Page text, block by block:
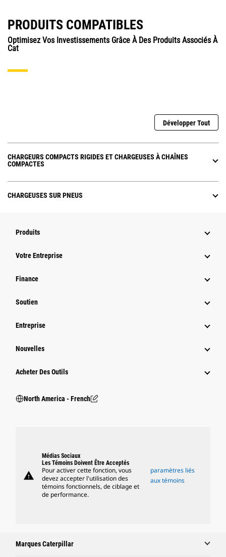
PRODUITS COMPATIBLES
Optimisez Vos Investissements Grâce À Des Produits Associés À
Cat
Développer Tout
CHARGEURS COMPACTS RIGIDES ET CHARGEUSES À CHAÎNES
COMPACTES
CHARGEUSES SUR PNEUS
Produits
Votre Entreprise
Finance
Soutien
Entreprise
Nouvelles
Acheter Des Outils
North America - French
warning
Médias Sociaux
Les Témoins Doivent Être Acceptés
Pour activer cette fonction, vous
devez accepter l'utilisation des
témoins fonctionnels, de ciblage et
de performance.
paramètres liés
aux témoins
Marques Caterpillar